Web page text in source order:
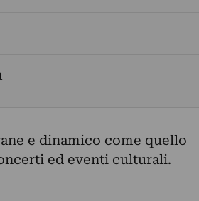
e dinamico come quello
ed eventi culturali.